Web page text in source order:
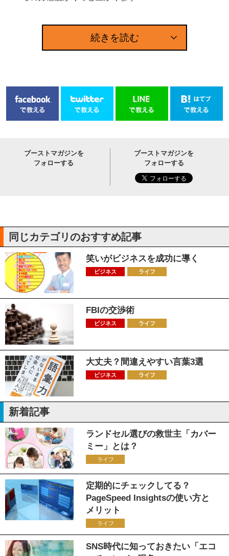
続きを読む
ブーストマガジンを
フォローする
ブーストマガジンを
フォローする
同じカテゴリのおすすめ記事
笑いがビジネスを成功に導く
ビジネス ライフ
FBIの交渉術
ビジネス ライフ
大丈夫？間違えやすい言葉3選
ビジネス ライフ
新着記事
ランドセル選びの救世主「カバー
ミー」とは？
ライフ
定期的にチェックしてる？
PageSpeed Insightsの使い方と
メリット
ライフ
SNS時代に知っておきたい「エコ